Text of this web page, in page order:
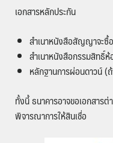
เอกสารหลักประกัน
สำเนาหนังสือสัญญาจะซื้
สำเนาหนังสือกรรมสิทธิ์
หลักฐานการผ่อนดาวน์ (
ทั้งนี้ ธนาคารอาจขอเอกสาร
พิจารณาการให้สินเชื่อ